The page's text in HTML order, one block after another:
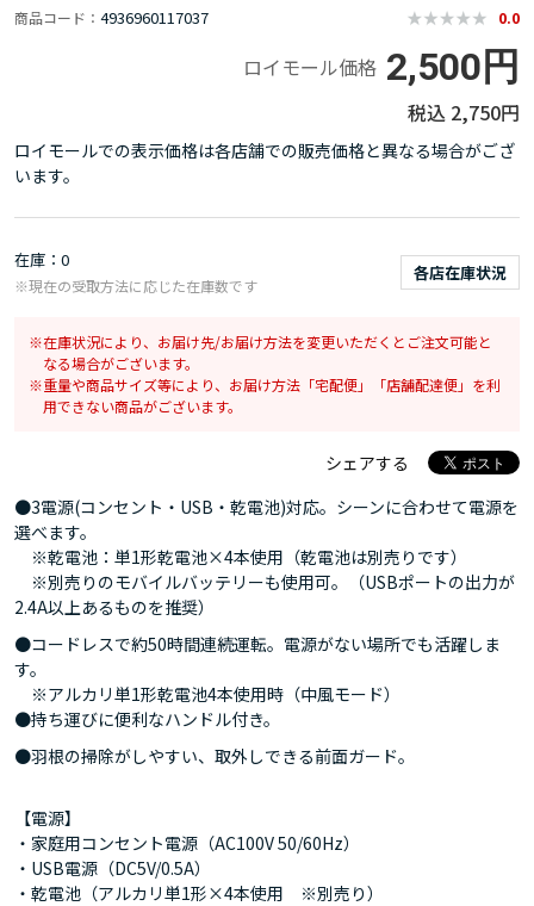
商品コード 4936960117037 0.0
ロイモール価格 2,500円
2,750円
ロイモールでの表示価格は各店舗での販売価格と異なる場合がござ
います。
在庫 0
各店在庫状況
※現在の受取方法に応じた在庫数です
在庫状況により、お届け先/お届け方法を変更いただくとご注文可能と
なる場合がございます。
重量や商品サイズ等により、お届け方法「宅配便」「店舗配達便」を利
用できない商品がございます。
シェアする
●3電源(コンセント・USB・乾電池)対応。シーンに合わせて電源を
選べます。
※乾電池：単1形乾電池×4本使用（乾電池は別売りです）
※別売りのモバイルバッテリーも使用可。（USBポートの出力が
2.4A以上あるものを推奨）
●コードレスで約50時間連続運転。電源がない場所でも活躍しま
す。
※アルカリ単1形乾電池4本使用時（中風モード）
●持ち運びに便利なハンドル付き。
●羽根の掃除がしやすい、取外しできる前面ガード。
【電源】
・家庭用コンセント電源（AC100V 50/60Hz）
・USB電源（DC5V/0.5A）
・乾電池（アルカリ単1形×4本使用 ※別売り）